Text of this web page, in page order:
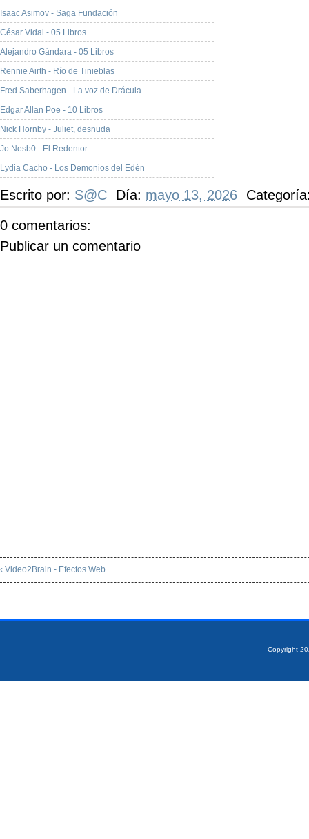
Isaac Asimov - Saga Fundación
César Vidal - 05 Libros
Alejandro Gándara - 05 Libros
Rennie Airth - Río de Tinieblas
Fred Saberhagen - La voz de Drácula
Edgar Allan Poe - 10 Libros
Nick Hornby - Juliet, desnuda
Jo Nesb0 - El Redentor
Lydia Cacho - Los Demonios del Edén
Escrito por: S@C Día: mayo 13, 2026
0 comentarios:
Publicar un comentario
‹ Video2Brain - Efectos Web
Copyright